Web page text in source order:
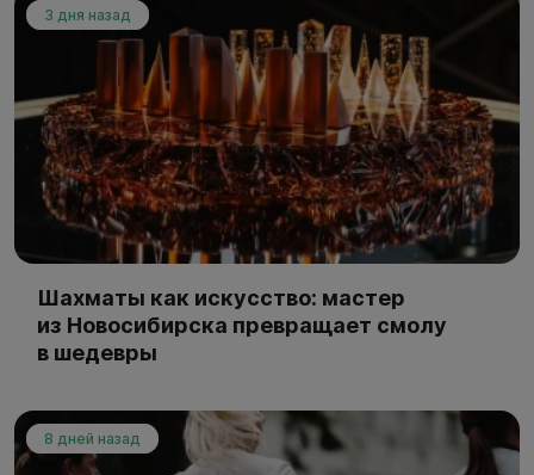
3 дня назад
Шахматы как искусство: мастер
из Новосибирска превращает смолу
в шедевры
8 дней назад